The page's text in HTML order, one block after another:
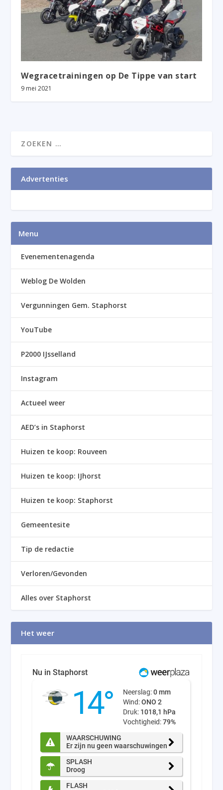
Wegracetrainingen op De Tippe van start
9 mei 2021
Advertenties
Menu
Evenementenagenda
Weblog De Wolden
Vergunningen Gem. Staphorst
YouTube
P2000 IJsselland
Instagram
Actueel weer
AED’s in Staphorst
Huizen te koop: Rouveen
Huizen te koop: IJhorst
Huizen te koop: Staphorst
Gemeentesite
Tip de redactie
Verloren/Gevonden
Alles over Staphorst
Het weer